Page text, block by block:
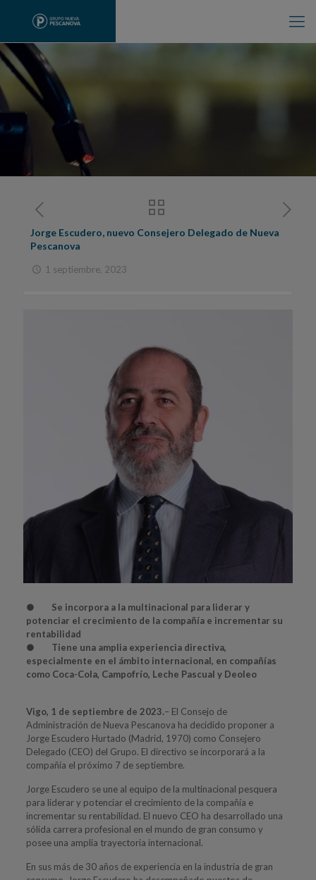
Jorge Escudero, nuevo Consejero Delegado de Nueva
Pescanova
1 septiembre, 2023
● Se incorpora a la multinacional para liderar y
potenciar el crecimiento de la compañía e incrementar su
rentabilidad
● Tiene una amplia experiencia directiva,
especialmente en el ámbito internacional, en compañías
como Coca-Cola, Campofrío, Leche Pascual y Deoleo
Vigo, 1 de septiembre de 2023.– El Consejo de
Administración de Nueva Pescanova ha decidido proponer a
Jorge Escudero Hurtado (Madrid, 1970) como Consejero
Delegado (CEO) del Grupo. El directivo se incorporará a la
compañía el próximo 7 de septiembre.
Jorge Escudero se une al equipo de la multinacional pesquera
para liderar y potenciar el crecimiento de la compañía e
incrementar su rentabilidad. El nuevo CEO ha desarrollado una
sólida carrera profesional en el mundo de gran consumo y
posee una amplia trayectoria internacional.
En sus más de 30 años de experiencia en la industria de gran